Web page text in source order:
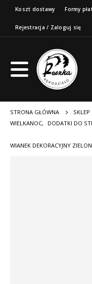
Koszt dostawy Formy
Rejestracja / Zaloguj się
STRONA GŁÓWNA
SKLEP
WIELKANOC, DODATKI DO
WIANEK DEKORACYJNY